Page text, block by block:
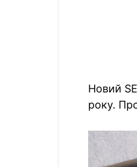
Новий
року.